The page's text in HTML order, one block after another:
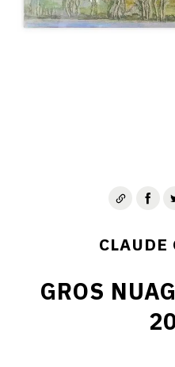
CLAUDE
GROS